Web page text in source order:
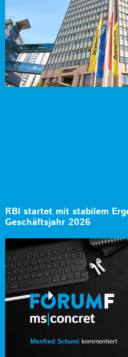
RBI startet mit stabilem
Geschäftsjahr 2026